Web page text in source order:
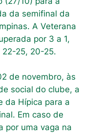
da semifinal da
A Veterana
por 3 a 1,
25, 20-25.
de novembro, às
social do clube, a
da Hípica para a
Em caso de
por uma vaga na